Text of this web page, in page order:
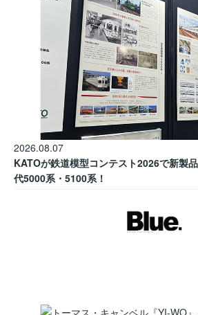
2026.08.07
KATOが鉄道模型コンテスト2026で新製
代5000系・5100系！